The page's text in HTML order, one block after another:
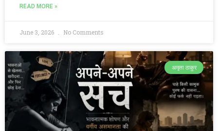
READ MORE »
June 3, 2026 No Comments
अमृता ठाकुर